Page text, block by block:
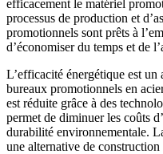
efficacement le matériel
processus de production et
promotionnels sont prêts à
d’économiser du temps et de
L’efficacité énergétique est un
bureaux promotionnels en
est réduite grâce à des
permet de diminuer les coûts
durabilité environnementale.
une alternative de construction